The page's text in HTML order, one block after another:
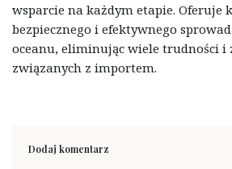
wsparcie na każdym etapie. Oferuje
bezpiecznego i efektywnego
oceanu, eliminując wiele trudności i
związanych z importem.
Dodaj komentarz